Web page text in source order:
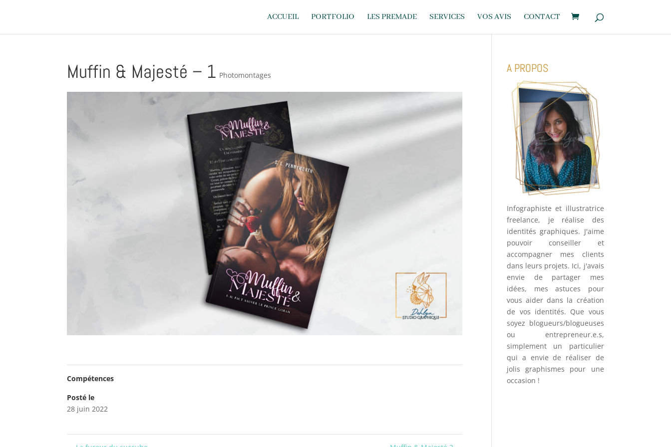
ACCUEIL PORTFOLIO LES PREMADE SERVICES VOS AVIS CONTACT
Muffin & Majesté – 1 Photomontages
Compétences
Posté le
28 juin 2022
A PROPOS
Infographiste et illustratrice
freelance, je réalise des
identités graphiques. J'aime
pouvoir conseiller et
accompagner mes clients
dans leurs projets. Ici, j'avais
envie de partager mes
idées, mes astuces pour
vous aider dans la création
de vos identités. Que vous
soyez blogueurs/blogueuses
ou entrepreneur.e.s,
simplement un particulier
qui a envie de réaliser de
jolis graphismes pour une
occasion !